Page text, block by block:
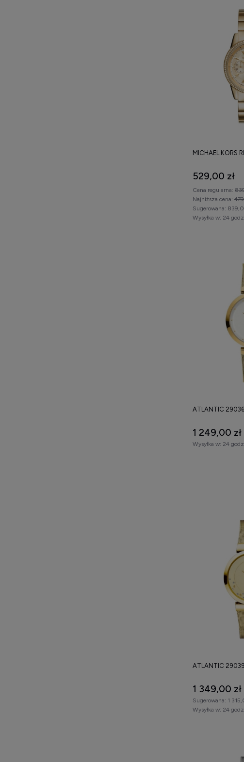
MICHAEL KORS
529,00 zł
Cena regularna:
Najniższa cena:
Wysyłka w: 24
Sugerowana:
ATLANTIC
1 249,00 zł
Wysyłka w: 24
ATLANTIC
1 349,00 zł
Wysyłka w: 24
Sugerowana: 1